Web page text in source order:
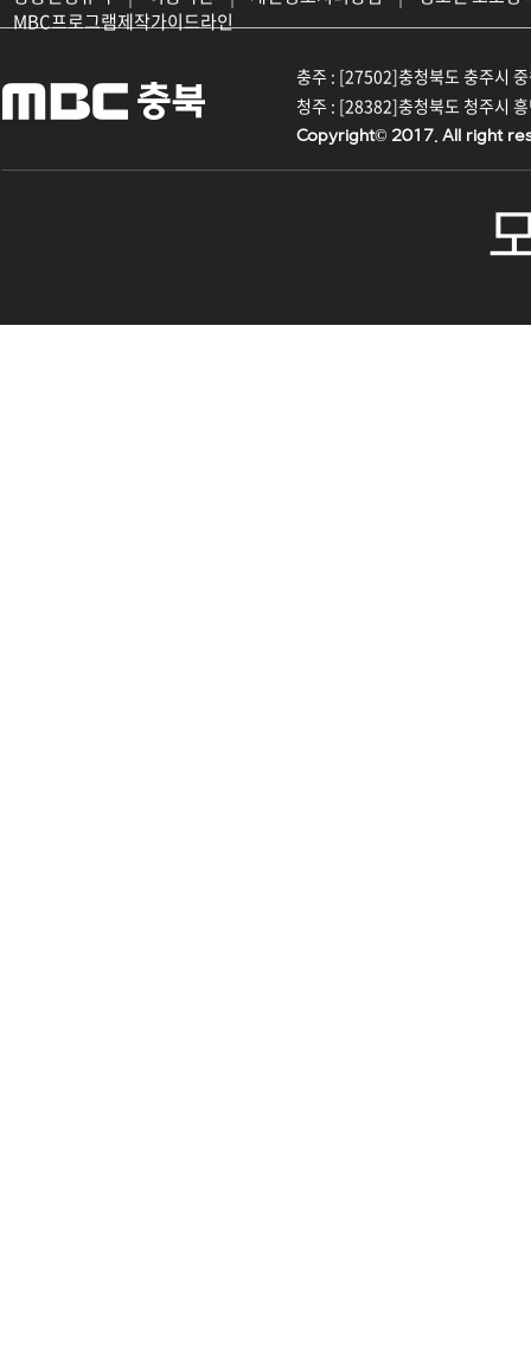
MBC프로그램제작가이드라인
충주 : [27502]충청북도 충주시
청주 : [28382]충청북도 청주시
Copyright© 2017. All right